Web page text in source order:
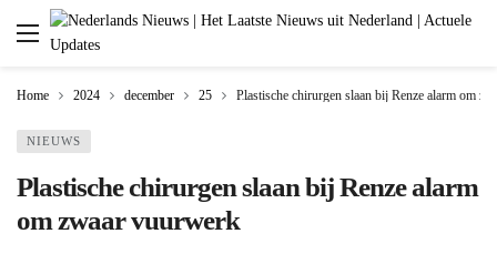
Home 2024 december 25 Plastische chirurgen slaan bij Renze alarm om
NIEUWS
Plastische chirurgen slaan bij Renze alarm
om zwaar vuurwerk